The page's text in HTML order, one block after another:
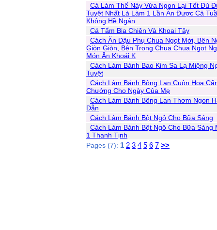
Cá Làm Thế Này Vừa Ngon Lại Tốt Đủ
Tuyệt Nhất Là Làm 1 Lần Ăn Được Cả
Không Hề Ngán
Cá Tẩm Bia Chiên Và Khoai Tây
Cách Ăn Đậu Phụ Chua Ngọt Mới, Bên
Giòn Giòn, Bên Trong Chua Chua Ngọt
Món Ăn Khoái K
Cách Làm Bánh Bao Kim Sa Lạ Miệng
Tuyệt
Cách Làm Bánh Bông Lan Cuộn Hoa
Chướng Cho Ngày Của Mẹ
Cách Làm Bánh Bông Lan Thơm Ngon
Dẫn
Cách Làm Bánh Bột Ngô Cho Bữa Sáng
Cách Làm Bánh Bột Ngô Cho Bữa Sáng
1 Thanh Tịnh
Pages (7): 1 2 3 4 5 6 7 >>